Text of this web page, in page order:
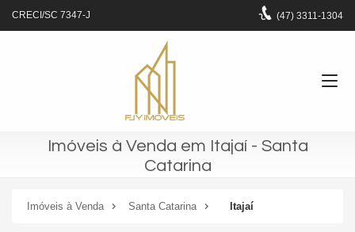
CRECI/SC 7347-J (47) 3311-1304
Imóveis à Venda em Itajaí - Santa
Catarina
Imóveis à Venda Santa Catarina Itajaí